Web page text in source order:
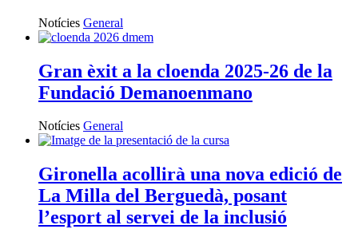
Notícies General
Gran èxit a la cloenda 2025-26 de la
Fundació Demanoenmano
Notícies General
Gironella acollirà una nova edició de
La Milla del Berguedà, posant
l’esport al servei de la inclusió